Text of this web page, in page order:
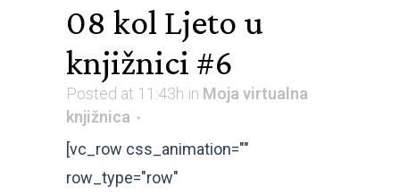
08 kol Ljeto u
knjižnici #6
Posted at 11:43h in Moja virtualna
knjižnica
[vc_row css_animation=""
row_type="row"